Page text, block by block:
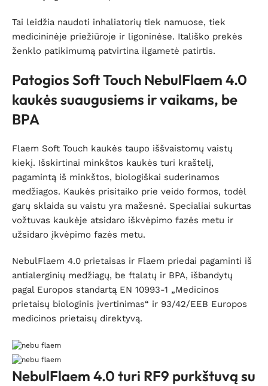
Tai leidžia naudoti inhaliatorių tiek namuose, tiek
medicininėje priežiūroje ir ligoninėse. Itališko prekės
ženklo patikimumą patvirtina ilgametė patirtis.
Patogios Soft Touch NebulFlaem 4.0
kaukės suaugusiems ir vaikams, be
BPA
Flaem Soft Touch kaukės taupo iššvaistomų vaistų
kiekį. Išskirtinai minkštos kaukės turi kraštelį,
pagamintą iš minkštos, biologiškai suderinamos
medžiagos. Kaukės prisitaiko prie veido formos, todėl
garų sklaida su vaistu yra mažesnė. Specialiai sukurtas
vožtuvas kaukėje atsidaro iškvėpimo fazės metu ir
užsidaro įkvėpimo fazės metu.
NebulFlaem 4.0 prietaisas ir Flaem priedai pagaminti iš
antialerginių medžiagų, be ftalatų ir BPA, išbandytų
pagal Europos standartą EN 10993-1 „Medicinos
prietaisų biologinis įvertinimas“ ir 93/42/EEB Europos
medicinos prietaisų direktyvą.
NebulFlaem 4.0 turi RF9 purkštuvą su